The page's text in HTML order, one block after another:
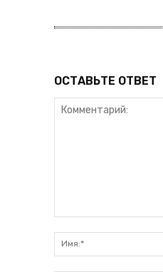
ОСТАВЬТЕ ОТВЕТ